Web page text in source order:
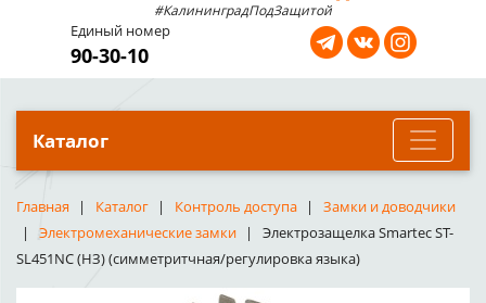
#КалининградПодЗащитой
Единый номер
90-30-10
Каталог
Главная Каталог Контроль доступа
Замки и доводчики
Электромеханические замки
Электрозащелка Smartec ST-
SL451NC (НЗ) (симметритчная/регулировка языка)